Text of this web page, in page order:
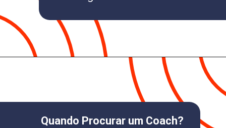
Quando Procurar um Coach?